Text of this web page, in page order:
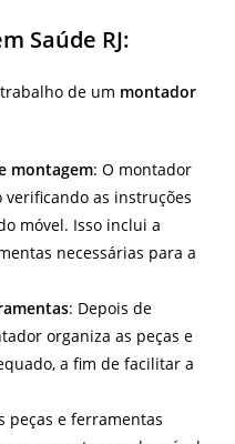
Saúde RJ:
de um montador
montagem: O montador
as instruções
móvel. Isso inclui a
necessárias para a
: Depois de
organiza as peças e
a fim de facilitar a
peças e ferramentas